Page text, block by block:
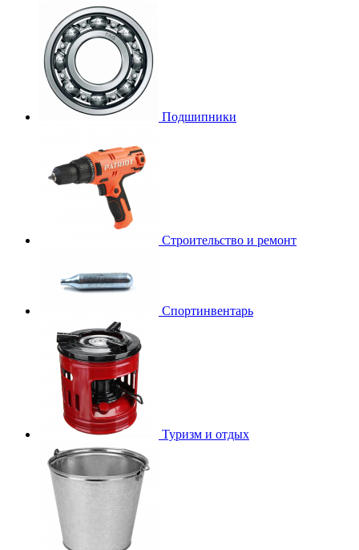
Подшипники
Строительство и ремонт
Спортинвентарь
Туризм и отдых